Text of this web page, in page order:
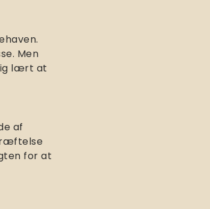
Men
lært at
af
for at